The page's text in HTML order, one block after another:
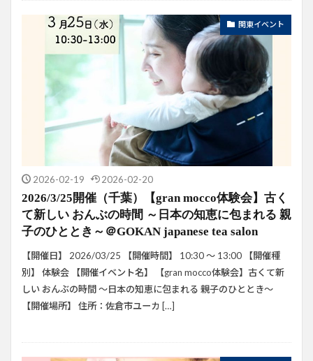
関東イベント
2026-02-19 2026-02-20
2026/3/25開催（千葉）【gran mocco体験会】古く
て新しい おんぶの時間 ～日本の知恵に包まれる 親
子のひととき～＠GOKAN japanese tea salon
【開催日】 2026/03/25 【開催時間】 10:30 ～ 13:00 【開催種
別】 体験会 【開催イベント名】 【gran mocco体験会】古くて新
しい おんぶの時間 ～日本の知恵に包まれる 親子のひととき～
【開催場所】 住所：佐倉市ユーカ […]